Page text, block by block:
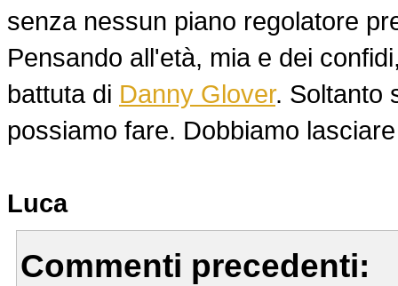
senza nessun piano regolatore
Pensando all'età, mia e dei
battuta di Danny Glover. Soltanto
possiamo fare. Dobbiamo
Luca
Commenti precedenti: